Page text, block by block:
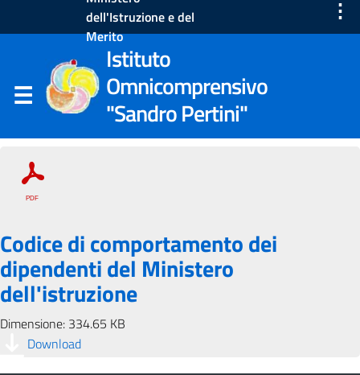
dell'Istruzione e del
Merito
⋮
Istituto
Omnicomprensivo
"Sandro Pertini"
Codice di comportamento dei
dipendenti del Ministero
dell'istruzione
Dimensione: 334.65 KB
Download